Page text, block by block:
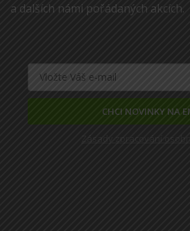
a dalších námi pořádaných akcích.
CHCI NOVINKY NA
Zásady zpracování